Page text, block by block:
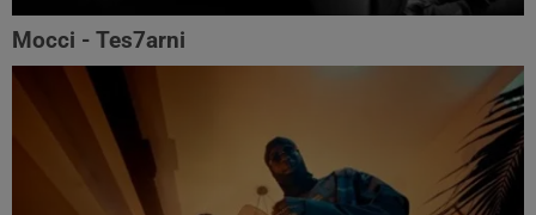
Mocci - Tes7arni